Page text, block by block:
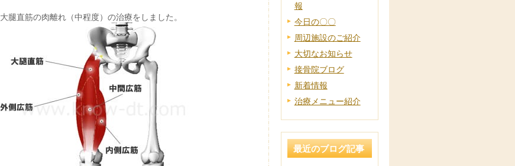
大腿直筋の肉離れ（中程度）の治療をしました。
報
今日の〇〇
周辺施設のご紹介
大切なお知らせ
接骨院ブログ
新着情報
治療メニュー紹介
最近のブログ記事